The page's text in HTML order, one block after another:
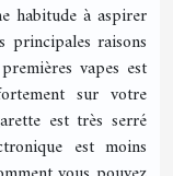
habitude à aspirer
principales raisons
vapes est
sur votre
est très serré
est moins